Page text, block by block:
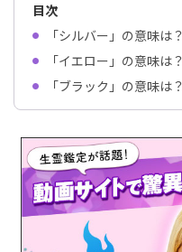
目次
「シルバー」の意味は？
「イエロー」の意味は？
「ブラック」の意味は？